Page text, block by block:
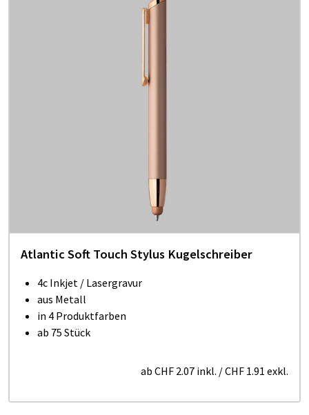
Atlantic Soft Touch Stylus Kugelschreiber
4c Inkjet / Lasergravur
aus Metall
in 4 Produktfarben
ab 75 Stück
ab CHF 2.07 inkl. /CHF 1.91 exkl.